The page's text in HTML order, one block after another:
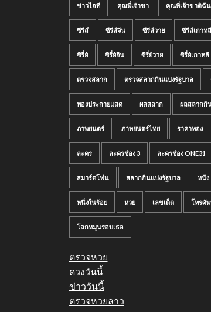
ข่าวไอที คุณพี่เจ้าขา คุณพี่เจ้าขาดิฉั
ซีรีส์ ซีรีส์จีน ซีรีส์วาย ซีรีส์เกาหลี
ซีรี่ย์ ซีรี่ย์จีน ซีรี่ย์วาย ซีรี่ย์เกาหลี
ตรวจสลาก ตรวจสลากกินแบ่งรัฐบาล
ทองประกายแสด ผลสลาก ผลสลากกิ
ภาพยนตร์ ภาพยนตร์ไทย ราคาทอง
ละคร ละครช่อง 3 ละครช่อง ONE31
สมาร์ตโฟน สลากกินแบ่งรัฐบาล หนัง
หนึ่งในร้อย หวย เลขเด็ด โทรศั
โลกหมุนรอบเธอ
ตรวจหวย
ดวงวันนี้
ข่าววันนี้
ตรวจหวยลาว